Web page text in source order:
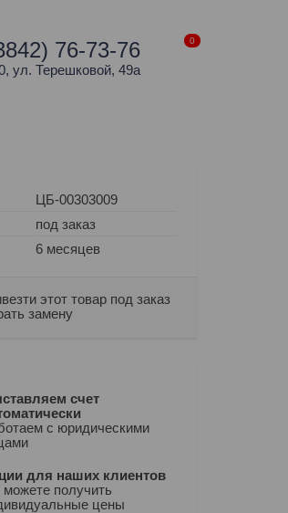
76-73-76
ул. Терешковой, 49а
0
ЦБ-00303009
под заказ
6 месяцев
этот товар под заказ
замену
счет
с юридическими
для наших клиентов
получить
цены